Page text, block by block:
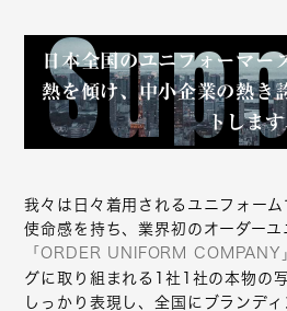
⽇本全国のユニフォーマー
熱を傾け、中⼩企業の熱き
トします
我々は日々着用されるユニフォー
使命感を持ち、業界初のオーダーユ
「ORDER UNIFORM COMPANY
グに取り組まれる1社1社の本物の
しっかり表現し、全国にブランデ